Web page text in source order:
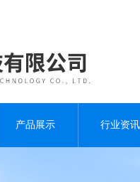
产品展示 行业资讯